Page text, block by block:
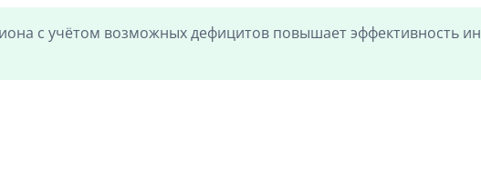
с учётом возможных дефицитов повышает эффективность